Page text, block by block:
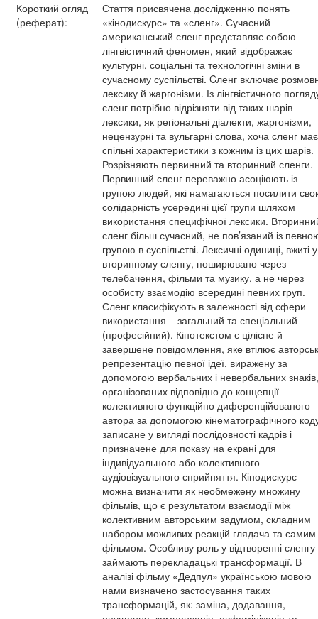
Короткий огляд
(реферат):
Стаття присвячена дослідженню понять
«кінодискурс» та «сленг». Сучасний
американський сленг представляє собою
лінгвістичний феномен, який відображає
культурні, соціальні та технологічні зміни в
сучасному суспільстві. Cленг включає
лексику й жаргонізми. Із лінгвістичного
сленг потрібно відрізняти від таких шарів
лексики, як регіональні діалекти, жаргонізми,
нецензурні та вульгарні слова, хоча сленг має
спільні характеристики з кожним із цих шарів.
Розрізняють первинний та вторинний сленги.
Первинний сленг переважно асоціюють із
групою людей, які намагаються посилити
солідарність усередині цієї групи шляхом
використання специфічної лексики.
сленг більш сучасний, не пов’язаний із
групою в суспільстві. Лексичні одиниці, вжиті у
вторинному сленгу, поширювано через
телебачення, фільми та музику, а не через
особисту взаємодію всередині певних груп.
Сленг класифікують в залежності від сфери
використання – загальний та спеціальний
(професійний). Кінотекстом є цілісне й
завершене повідомлення, яке втілює
репрезентацію певної ідеї, виражену за
допомогою вербальних і невербальних знаків,
організованих відповідно до концепції
колективного функційно диференційованого
автора за допомогою кінематографічного
записане у вигляді послідовності кадрів і
призначене для показу на екрані для
індивідуального або колективного
аудіовізуального сприйняття. Кінодискурс
можна визначити як необмежену множину
фільмів, що є результатом взаємодії між
колективним авторським задумом, складним
набором можливих реакцій глядача та самим
фільмом. Особливу роль у відтворенні сленгу
займають перекладацькі трансформації. В
аналізі фільму «Дедпул» українською мовою
нами визначено застосування таких
трансформацій, як: заміна, додавання,